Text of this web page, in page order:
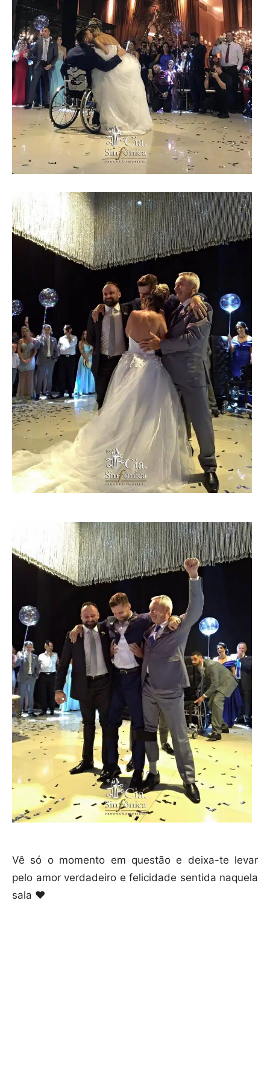
Vê só o momento em questão e deixa-te levar
pelo amor verdadeiro e felicidade sentida naquela
sala ❤️